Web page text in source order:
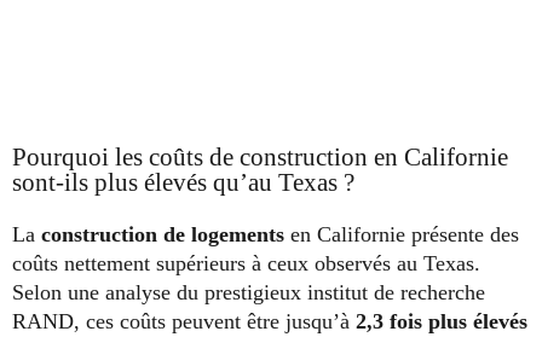
Pourquoi les coûts de construction en Californie
sont-ils plus élevés qu’au Texas ?
La construction de logements en Californie présente des
coûts nettement supérieurs à ceux observés au Texas.
Selon une analyse du prestigieux institut de recherche
RAND, ces coûts peuvent être jusqu’à 2,3 fois plus élevés